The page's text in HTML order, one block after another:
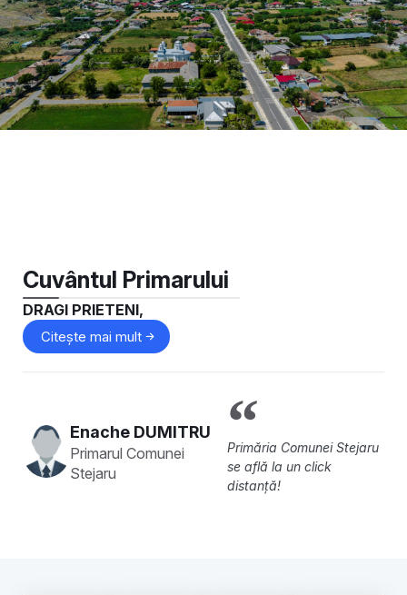
Cuvântul Primarului
DRAGI PRIETENI,
Citește mai mult
Enache DUMITRU
Primarul Comunei
Stejaru
Primăria Comunei Stejaru
se află la un click
distanță!